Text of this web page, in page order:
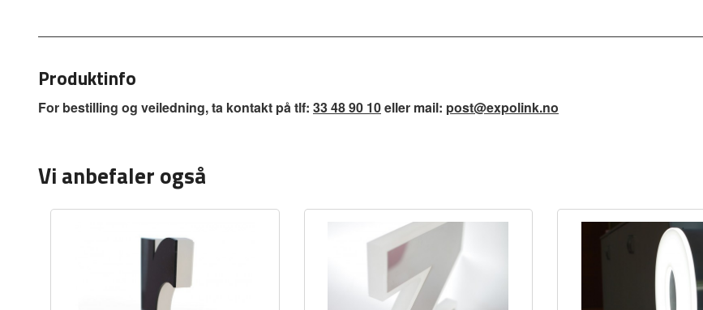
Produktinfo
For bestilling og veiledning, ta kontakt på tlf: 33 48 90 10eller mail: post@expolink.no
Vi anbefaler også